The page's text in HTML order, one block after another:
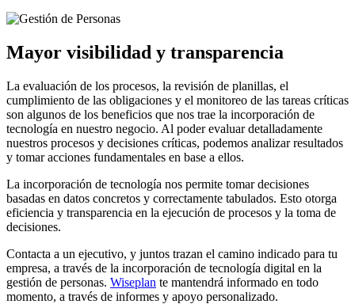
Mayor visibilidad y transparencia
La evaluación de los procesos, la revisión de planillas, el
cumplimiento de las obligaciones y el monitoreo de las tareas críticas
son algunos de los beneficios que nos trae la incorporación de
tecnología en nuestro negocio. Al poder evaluar detalladamente
nuestros procesos y decisiones críticas, podemos analizar resultados
y tomar acciones fundamentales en base a ellos.
La incorporación de tecnología nos permite tomar decisiones
basadas en datos concretos y correctamente tabulados. Esto otorga
eficiencia y transparencia en la ejecución de procesos y la toma de
decisiones.
Contacta a un ejecutivo, y juntos trazan el camino indicado para tu
empresa, a través de la incorporación de tecnología digital en la
gestión de personas. Wiseplan te mantendrá informado en todo
momento, a través de informes y apoyo personalizado.